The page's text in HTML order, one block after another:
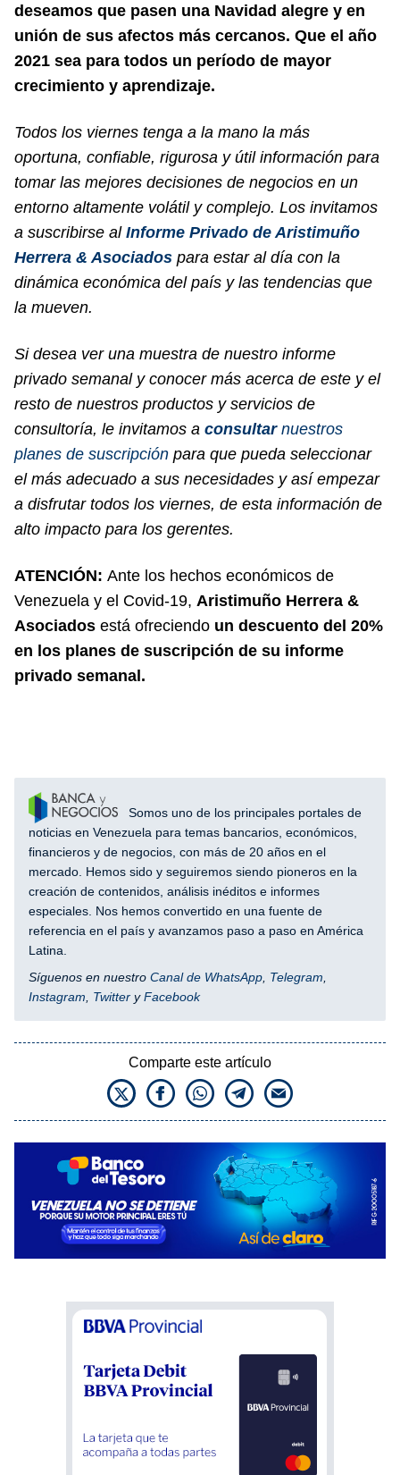
deseamos que pasen una Navidad alegre y en
unión de sus afectos más cercanos. Que el año
2021 sea para todos un período de mayor
crecimiento y aprendizaje.
Todos los viernes tenga a la mano la más
oportuna, confiable, rigurosa y útil información para
tomar las mejores decisiones de negocios en un
entorno altamente volátil y complejo. Los invitamos
a suscribirse al Informe Privado de Aristimuño
Herrera & Asociados para estar al día con la
dinámica económica del país y las tendencias que
la mueven.
Si desea ver una muestra de nuestro informe
privado semanal y conocer más acerca de este y el
resto de nuestros productos y servicios de
consultoría, le invitamos a consultarnuestros
planes de suscripción para que pueda seleccionar
el más adecuado a sus necesidades y así empezar
a disfrutar todos los viernes, de esta información de
alto impacto para los gerentes.
ATENCIÓN: Ante los hechos económicos de
Venezuela y el Covid-19, Aristimuño Herrera &
Asociados está ofreciendo un descuento del 20%
en los planes de suscripción de su informe
privado semanal.
Somos uno de los principales portales de
noticias en Venezuela para temas bancarios, económicos,
financieros y de negocios, con más de 20 años en el
mercado. Hemos sido y seguiremos siendo pioneros en la
creación de contenidos, análisis inéditos e informes
especiales. Nos hemos convertido en una fuente de
referencia en el país y avanzamos paso a paso en América
Latina.
Síguenos en nuestro Canal de WhatsApp Telegram
Instagram
Twitter yFacebook
Comparte este artículo